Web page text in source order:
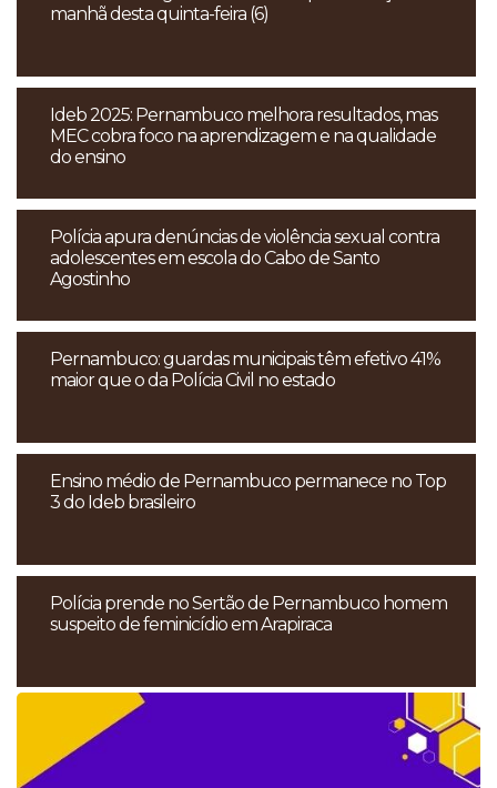
manhã desta quinta-feira (6)
Ideb 2025: Pernambuco melhora resultados, mas
MEC cobra foco na aprendizagem e na qualidade
do ensino
Polícia apura denúncias de violência sexual contra
adolescentes em escola do Cabo de Santo
Agostinho
Pernambuco: guardas municipais têm efetivo 41%
maior que o da Polícia Civil no estado
Ensino médio de Pernambuco permanece no Top
3 do Ideb brasileiro
Polícia prende no Sertão de Pernambuco homem
suspeito de feminicídio em Arapiraca